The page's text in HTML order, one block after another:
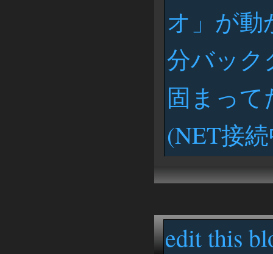
オ」が動
分バック
固まっ
(NET接
edit this